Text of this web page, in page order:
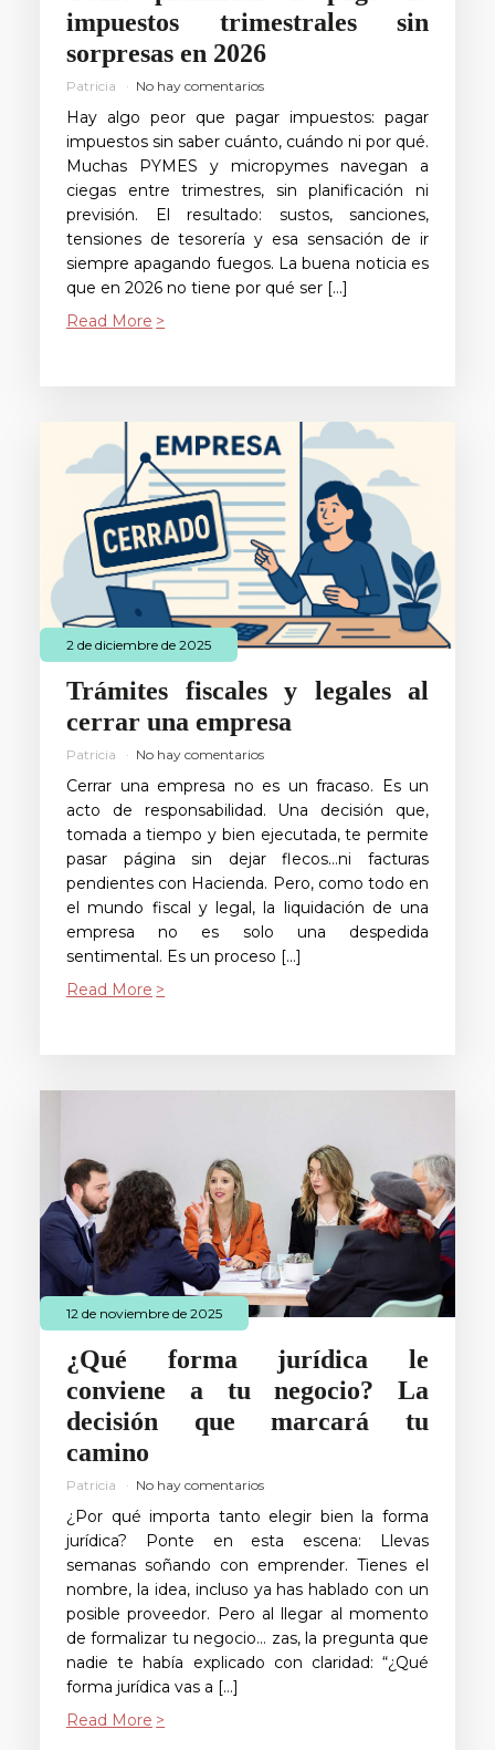
impuestos trimestrales sin
sorpresas en 2026
Patricia No hay comentarios
Hay algo peor que pagar impuestos: pagar
impuestos sin saber cuánto, cuándo ni por qué.
Muchas PYMES y micropymes navegan a
ciegas entre trimestres, sin planificación ni
previsión. El resultado: sustos, sanciones,
tensiones de tesorería y esa sensación de ir
siempre apagando fuegos. La buena noticia es
que en 2026 no tiene por qué ser […]
Read More
2 de diciembre de 2025
Trámites fiscales y legales al
cerrar una empresa
Patricia No hay comentarios
Cerrar una empresa no es un fracaso. Es un
acto de responsabilidad. Una decisión que,
tomada a tiempo y bien ejecutada, te permite
pasar página sin dejar flecos…ni facturas
pendientes con Hacienda. Pero, como todo en
el mundo fiscal y legal, la liquidación de una
empresa no es solo una despedida
sentimental. Es un proceso […]
Read More
12 de noviembre de 2025
¿Qué forma jurídica le
conviene a tu negocio? La
decisión que marcará tu
camino
Patricia No hay comentarios
¿Por qué importa tanto elegir bien la forma
jurídica? Ponte en esta escena: Llevas
semanas soñando con emprender. Tienes el
nombre, la idea, incluso ya has hablado con un
posible proveedor. Pero al llegar al momento
de formalizar tu negocio… zas, la pregunta que
nadie te había explicado con claridad: “¿Qué
forma jurídica vas a […]
Read More